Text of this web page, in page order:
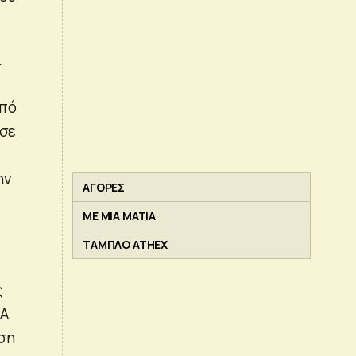
ΑΓΟΡΕΣ
ΜΕ ΜΙΑ ΜΑΤΙΑ
ΤΑΜΠΛΟ ATHEX